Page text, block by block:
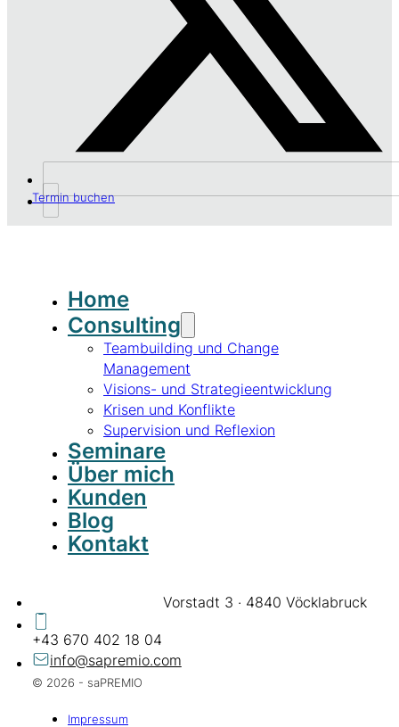
Termin buchen
Home
Consulting
Teambuilding und Change
Management
Visions- und Strategieentwicklung
Krisen und Konflikte
Supervision und Reflexion
Seminare
Über mich
Kunden
Blog
Kontakt
Vorstadt 3 · 4840 Vöcklabruck
+43 670 402 18 04
info@sapremio.com
© 2026 - saPREMIO
Impressum